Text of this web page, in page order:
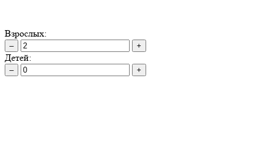
Взрослых:
– +
Детей:
– +